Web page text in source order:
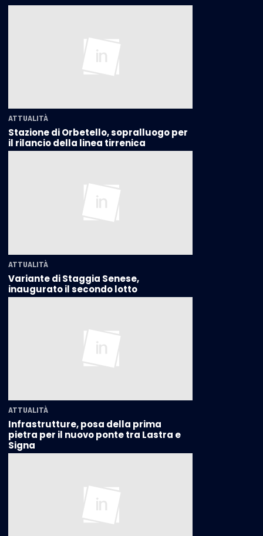
ATTUALITÀ
Stazione di Orbetello, sopralluogo per
il rilancio della linea tirrenica
ATTUALITÀ
Variante di Staggia Senese,
inaugurato il secondo lotto
ATTUALITÀ
Infrastrutture, posa della prima
pietra per il nuovo ponte tra Lastra e
Signa